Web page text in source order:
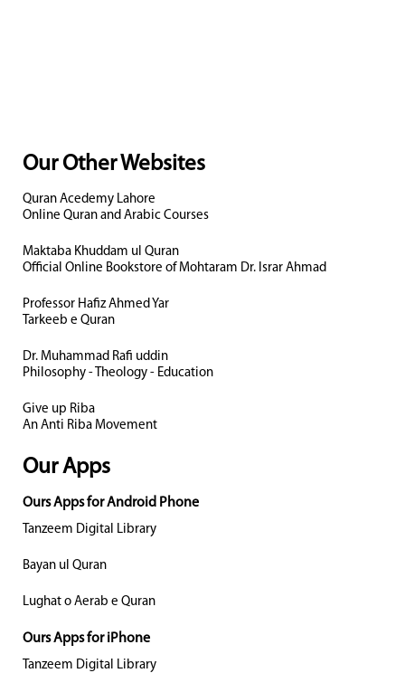
Our Other Websites
Quran Acedemy Lahore
Online Quran and Arabic Courses
Maktaba Khuddam ul Quran
Official Online Bookstore of Mohtaram Dr. Israr Ahmad
Professor Hafiz Ahmed Yar
Tarkeeb e Quran
Dr. Muhammad Rafi uddin
Philosophy - Theology - Education
Give up Riba
An Anti Riba Movement
Our Apps
Ours Apps for Android Phone
Tanzeem Digital Library
Bayan ul Quran
Lughat o Aerab e Quran
Ours Apps for iPhone
Tanzeem Digital Library